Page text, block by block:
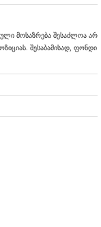
მოსაზრება შესაძლოა არ
შესაბამისად, ფონდი